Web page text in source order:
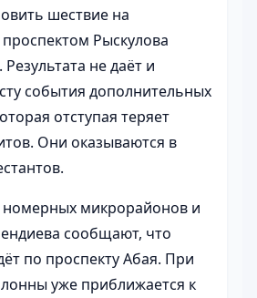
шествие на
Рыскулова
не даёт и
события дополнительных
отступая теряет
Они оказываются в
номерных микрорайонов и
сообщают, что
по проспекту Абая. При
уже приближается к